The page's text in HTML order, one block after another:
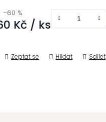
–60 %
Kč / ks
Zeptat se Hlídat Sdílet